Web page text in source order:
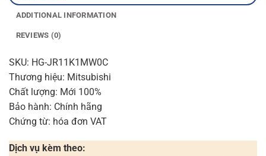
ADDITIONAL INFORMATION
REVIEWS (0)
SKU: HG-JR11K1MW0C
Thương hiệu: Mitsubishi
Chất lượng: Mới 100%
Bảo hành: Chính hãng
Chứng từ: hóa đơn VAT
Dịch vụ kèm theo: